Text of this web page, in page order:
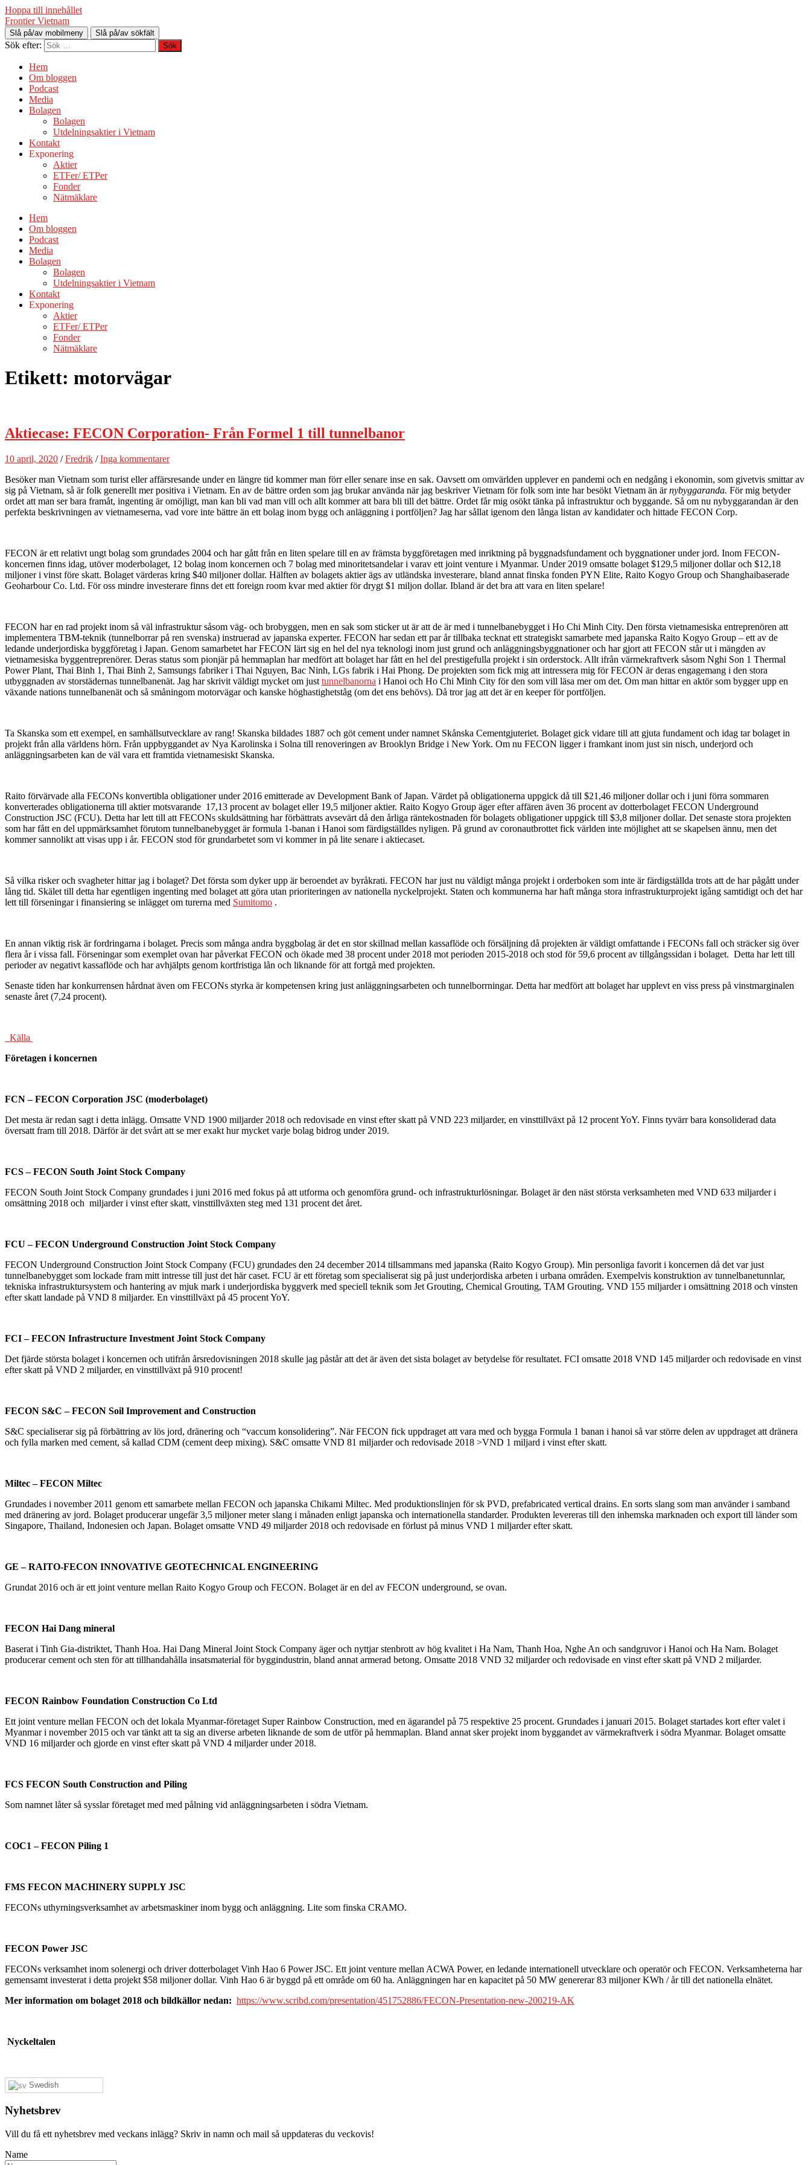
Hoppa till innehållet
Frontier Vietnam
Slå på/av mobilmeny Slå på/av sökfält
Sök efter:
Hem
Om bloggen
Podcast
Media
Bolagen
Bolagen
Utdelningsaktier i Vietnam
Kontakt
Exponering
Aktier
ETFer/ ETPer
Fonder
Nätmäklare
Hem
Om bloggen
Podcast
Media
Bolagen
Bolagen
Utdelningsaktier i Vietnam
Kontakt
Exponering
Aktier
ETFer/ ETPer
Fonder
Nätmäklare
Etikett: motorvägar
Aktiecase: FECON Corporation- Från Formel 1 till tunnelbanor
10 april, 2020 /Fredrik /Inga kommentarer
Besöker man Vietnam som turist eller affärsresande under en längre tid kommer man förr eller senare inse en sak. Oavsett om omvärlden upplever en pandemi och en nedgång i ekonomin, som givetvis smittar av
sig på Vietnam, så är folk generellt mer positiva i Vietnam. En av de bättre orden som jag brukar använda när jag beskriver Vietnam för folk som inte har besökt Vietnam än ärnybyggaranda. För mig betyder
ordet att man ser bara framåt, ingenting är omöjligt, man kan bli vad man vill och allt kommer att bara bli till det bättre. Ordet får mig osökt tänka på infrastruktur och byggande. Så om nu nybyggarandan är den
perfekta beskrivningen av vietnameserna, vad vore inte bättre än ett bolag inom bygg och anläggning i portföljen? Jag har sållat igenom den långa listan av kandidater och hittade FECON Corp.
FECON är ett relativt ungt bolag som grundades 2004 och har gått från en liten spelare till en av främsta byggföretagen med inriktning på byggnadsfundament och byggnationer under jord. Inom FECON-
koncernen finns idag, utöver moderbolaget, 12 bolag inom koncernen och 7 bolag med minoritetsandelar i varav ett joint venture i Myanmar. Under 2019 omsatte bolaget $129,5 miljoner dollar och $12,18
miljoner i vinst före skatt. Bolaget värderas kring $40 miljoner dollar. Hälften av bolagets aktier ägs av utländska investerare, bland annat finska fonden PYN Elite, Raito Kogyo Group och Shanghaibaserade
Geoharbour Co. Ltd. För oss mindre investerare finns det ett foreign room kvar med aktier för drygt $1 miljon dollar. Ibland är det bra att vara en liten spelare!
FECON har en rad projekt inom så väl infrastruktur såsom väg- och brobyggen, men en sak som sticker ut är att de är med i tunnelbanebygget i Ho Chi Minh City. Den första vietnamesiska entreprenören att
implementera TBM-teknik (tunnelborrar på ren svenska) instruerad av japanska experter. FECON har sedan ett par år tillbaka tecknat ett strategiskt samarbete med japanska Raito Kogyo Group – ett av de
ledande underjordiska byggföretag i Japan. Genom samarbetet har FECON lärt sig en hel del nya teknologi inom just grund och anläggningsbyggnationer och har gjort att FECON står ut i mängden av
vietnamesiska byggentreprenörer. Deras status som pionjär på hemmaplan har medfört att bolaget har fått en hel del prestigefulla projekt i sin orderstock. Allt ifrån värmekraftverk såsom Nghi Son 1 Thermal
Power Plant, Thai Binh 1, Thai Binh 2, Samsungs fabriker i Thai Nguyen, Bac Ninh, LGs fabrik i Hai Phong. De projekten som fick mig att intressera mig för FECON är deras engagemang i den stora
utbyggnaden av storstädernas tunnelbanenät. Jag har skrivit väldigt mycket om just tunnelbanorna i Hanoi och Ho Chi Minh City för den som vill läsa mer om det. Om man hittar en aktör som bygger upp en
växande nations tunnelbanenät och så småningom motorvägar och kanske höghastighetståg (om det ens behövs). Då tror jag att det är en keeper för portföljen.
Ta Skanska som ett exempel, en samhällsutvecklare av rang! Skanska bildades 1887 och göt cement under namnet Skånska Cementgjuteriet. Bolaget gick vidare till att gjuta fundament och idag tar bolaget in
projekt från alla världens hörn. Från uppbyggandet av Nya Karolinska i Solna till renoveringen av Brooklyn Bridge i New York. Om nu FECON ligger i framkant inom just sin nisch, underjord och
anläggningsarbeten kan de väl vara ett framtida vietnamesiskt Skanska.
Raito förvärvade alla FECONs konvertibla obligationer under 2016 emitterade av Development Bank of Japan. Värdet på obligationerna uppgick då till $21,46 miljoner dollar och i juni förra sommaren
konverterades obligationerna till aktier motsvarande 17,13 procent av bolaget eller 19,5 miljoner aktier. Raito Kogyo Group äger efter affären även 36 procent av dotterbolaget FECON Underground
Construction JSC (FCU). Detta har lett till att FECONs skuldsättning har förbättrats avsevärt då den årliga räntekostnaden för bolagets obligationer uppgick till $3,8 miljoner dollar. Det senaste stora projekten
som har fått en del uppmärksamhet förutom tunnelbanebygget är formula 1-banan i Hanoi som färdigställdes nyligen. På grund av coronautbrottet fick världen inte möjlighet att se skapelsen ännu, men det
kommer sannolikt att visas upp i år. FECON stod för grundarbetet som vi kommer in på lite senare i aktiecaset.
Så vilka risker och svagheter hittar jag i bolaget? Det första som dyker upp är beroendet av byråkrati. FECON har just nu väldigt många projekt i orderboken som inte är färdigställda trots att de har pågått under
lång tid. Skälet till detta har egentligen ingenting med bolaget att göra utan prioriteringen av nationella nyckelprojekt. Staten och kommunerna har haft många stora infrastrukturprojekt igång samtidigt och det har
lett till förseningar i finansiering se inlägget om turerna med Sumitomo .
En annan viktig risk är fordringarna i bolaget. Precis som många andra byggbolag är det en stor skillnad mellan kassaflöde och försäljning då projekten är väldigt omfattande i FECONs fall och sträcker sig över
flera år i vissa fall. Förseningar som exemplet ovan har påverkat FECON och ökade med 38 procent under 2018 mot perioden 2015-2018 och stod för 59,6 procent av tillgångssidan i bolaget. Detta har lett till
perioder av negativt kassaflöde och har avhjälpts genom kortfristiga lån och liknande för att fortgå med projekten.
Senaste tiden har konkurrensen hårdnat även om FECONs styrka är kompetensen kring just anläggningsarbeten och tunnelborrningar. Detta har medfört att bolaget har upplevt en viss press på vinstmarginalen
senaste året (7,24 procent).
Källa
Företagen i koncernen
FCN – FECON Corporation JSC (moderbolaget)
Det mesta är redan sagt i detta inlägg. Omsatte VND 1900 miljarder 2018 och redovisade en vinst efter skatt på VND 223 miljarder, en vinsttillväxt på 12 procent YoY. Finns tyvärr bara konsoliderad data
översatt fram till 2018. Därför är det svårt att se mer exakt hur mycket varje bolag bidrog under 2019.
FCS – FECON South Joint Stock Company
FECON South Joint Stock Company grundades i juni 2016 med fokus på att utforma och genomföra grund- och infrastrukturlösningar. Bolaget är den näst största verksamheten med VND 633 miljarder i
omsättning 2018 och miljarder i vinst efter skatt, vinsttillväxten steg med 131 procent det året.
FCU – FECON Underground Construction Joint Stock Company
FECON Underground Construction Joint Stock Company (FCU) grundades den 24 december 2014 tillsammans med japanska (Raito Kogyo Group). Min personliga favorit i koncernen då det var just
tunnelbanebygget som lockade fram mitt intresse till just det här caset. FCU är ett företag som specialiserat sig på just underjordiska arbeten i urbana områden. Exempelvis konstruktion av tunnelbanetunnlar,
tekniska infrastruktursystem och hantering av mjuk mark i underjordiska byggverk med speciell teknik som Jet Grouting, Chemical Grouting, TAM Grouting. VND 155 miljarder i omsättning 2018 och vinsten
efter skatt landade på VND 8 miljarder. En vinsttillväxt på 45 procent YoY.
FCI – FECON Infrastructure Investment Joint Stock Company
Det fjärde största bolaget i koncernen och utifrån årsredovisningen 2018 skulle jag påstår att det är även det sista bolaget av betydelse för resultatet. FCI omsatte 2018 VND 145 miljarder och redovisade en vinst
efter skatt på VND 2 miljarder, en vinsttillväxt på 910 procent!
FECON S&C –FECON Soil Improvement and Construction
S&C specialiserar sig på förbättring av lös jord, dränering och “vaccum konsolidering”. När FECON fick uppdraget att vara med och bygga Formula 1 banan i hanoi så var större delen av uppdraget att dränera
och fylla marken med cement, så kallad CDM (cement deep mixing). S&C omsatte VND 81 miljarder och redovisade 2018 >VND 1 miljard i vinst efter skatt.
Miltec – FECON Miltec
Grundades i november 2011 genom ett samarbete mellan FECON och japanska Chikami Miltec. Med produktionslinjen för sk PVD, prefabricated vertical drains. En sorts slang som man använder i samband
med dränering av jord. Bolaget producerar ungefär 3,5 miljoner meter slang i månaden enligt japanska och internationella standarder. Produkten levereras till den inhemska marknaden och export till länder som
Singapore, Thailand, Indonesien och Japan. Bolaget omsatte VND 49 miljarder 2018 och redovisade en förlust på minus VND 1 miljarder efter skatt.
GE – RAITO-FECON INNOVATIVE GEOTECHNICAL ENGINEERING
Grundat 2016 och är ett joint venture mellan Raito Kogyo Group och FECON. Bolaget är en del av FECON underground, se ovan.
FECON Hai Dang mineral
Baserat i Tinh Gia-distriktet, Thanh Hoa. Hai Dang Mineral Joint Stock Company äger och nyttjar stenbrott av hög kvalitet i Ha Nam, Thanh Hoa, Nghe An och sandgruvor i Hanoi och Ha Nam. Bolaget
producerar cement och sten för att tillhandahålla insatsmaterial för byggindustrin, bland annat armerad betong. Omsatte 2018 VND 32 miljarder och redovisade en vinst efter skatt på VND 2 miljarder.
FECON Rainbow Foundation Construction Co Ltd
Ett joint venture mellan FECON och det lokala Myanmar-företaget Super Rainbow Construction, med en ägarandel på 75 respektive 25 procent. Grundades i januari 2015. Bolaget startades kort efter valet i
Myanmar i november 2015 och var tänkt att ta sig an diverse arbeten liknande de som de utför på hemmaplan. Bland annat sker projekt inom byggandet av värmekraftverk i södra Myanmar. Bolaget omsatte
VND 16 miljarder och gjorde en vinst efter skatt på VND 4 miljarder under 2018.
FCS FECON South Construction and Piling
Som namnet låter så sysslar företaget med med pålning vid anläggningsarbeten i södra Vietnam.
COC1 – FECON Piling 1
FMS FECON MACHINERY SUPPLY JSC
FECONs uthyrningsverksamhet av arbetsmaskiner inom bygg och anläggning. Lite som finska CRAMO.
FECON Power JSC
FECONs verksamhet inom solenergi och driver dotterbolaget Vinh Hao 6 Power JSC. Ett joint venture mellan ACWA Power, en ledande internationell utvecklare och operatör och FECON. Verksamheterna har
gemensamt investerat i detta projekt $58 miljoner dollar. Vinh Hao 6 är byggd på ett område om 60 ha. Anläggningen har en kapacitet på 50 MW genererar 83 miljoner KWh / år till det nationella elnätet.
Mer information om bolaget 2018 och bildkällor nedan: https://www.scribd.com/presentation/451752886/FECON-Presentation-new-200219-AK
Nyckeltalen
Swedish
Nyhetsbrev
Vill du få ett nyhetsbrev med veckans inlägg? Skriv in namn och mail så uppdateras du veckovis!
Name